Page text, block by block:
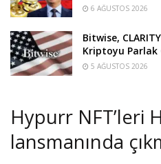
6 AĞUSTOS 2026
Bitwise,
Kriptoyu Parlak
5 AĞUSTOS 2026
Hypurr NFT’leri
lansmanında